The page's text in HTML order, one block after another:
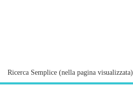
Ricerca Semplice (nella pagina visualizzata)